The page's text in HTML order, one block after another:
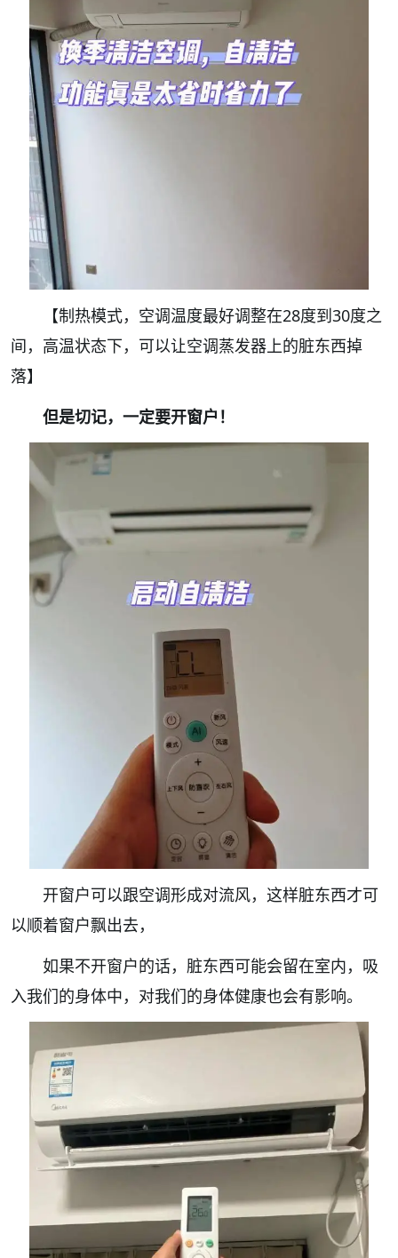
【制热模式，空调温度最好调整在28度到30度之
间，高温状态下，可以让空调蒸发器上的脏东西掉
落】
但是切记，一定要开窗户！
开窗户可以跟空调形成对流风，这样脏东西才可
以顺着窗户飘出去，
如果不开窗户的话，脏东西可能会留在室内，吸
入我们的身体中，对我们的身体健康也会有影响。